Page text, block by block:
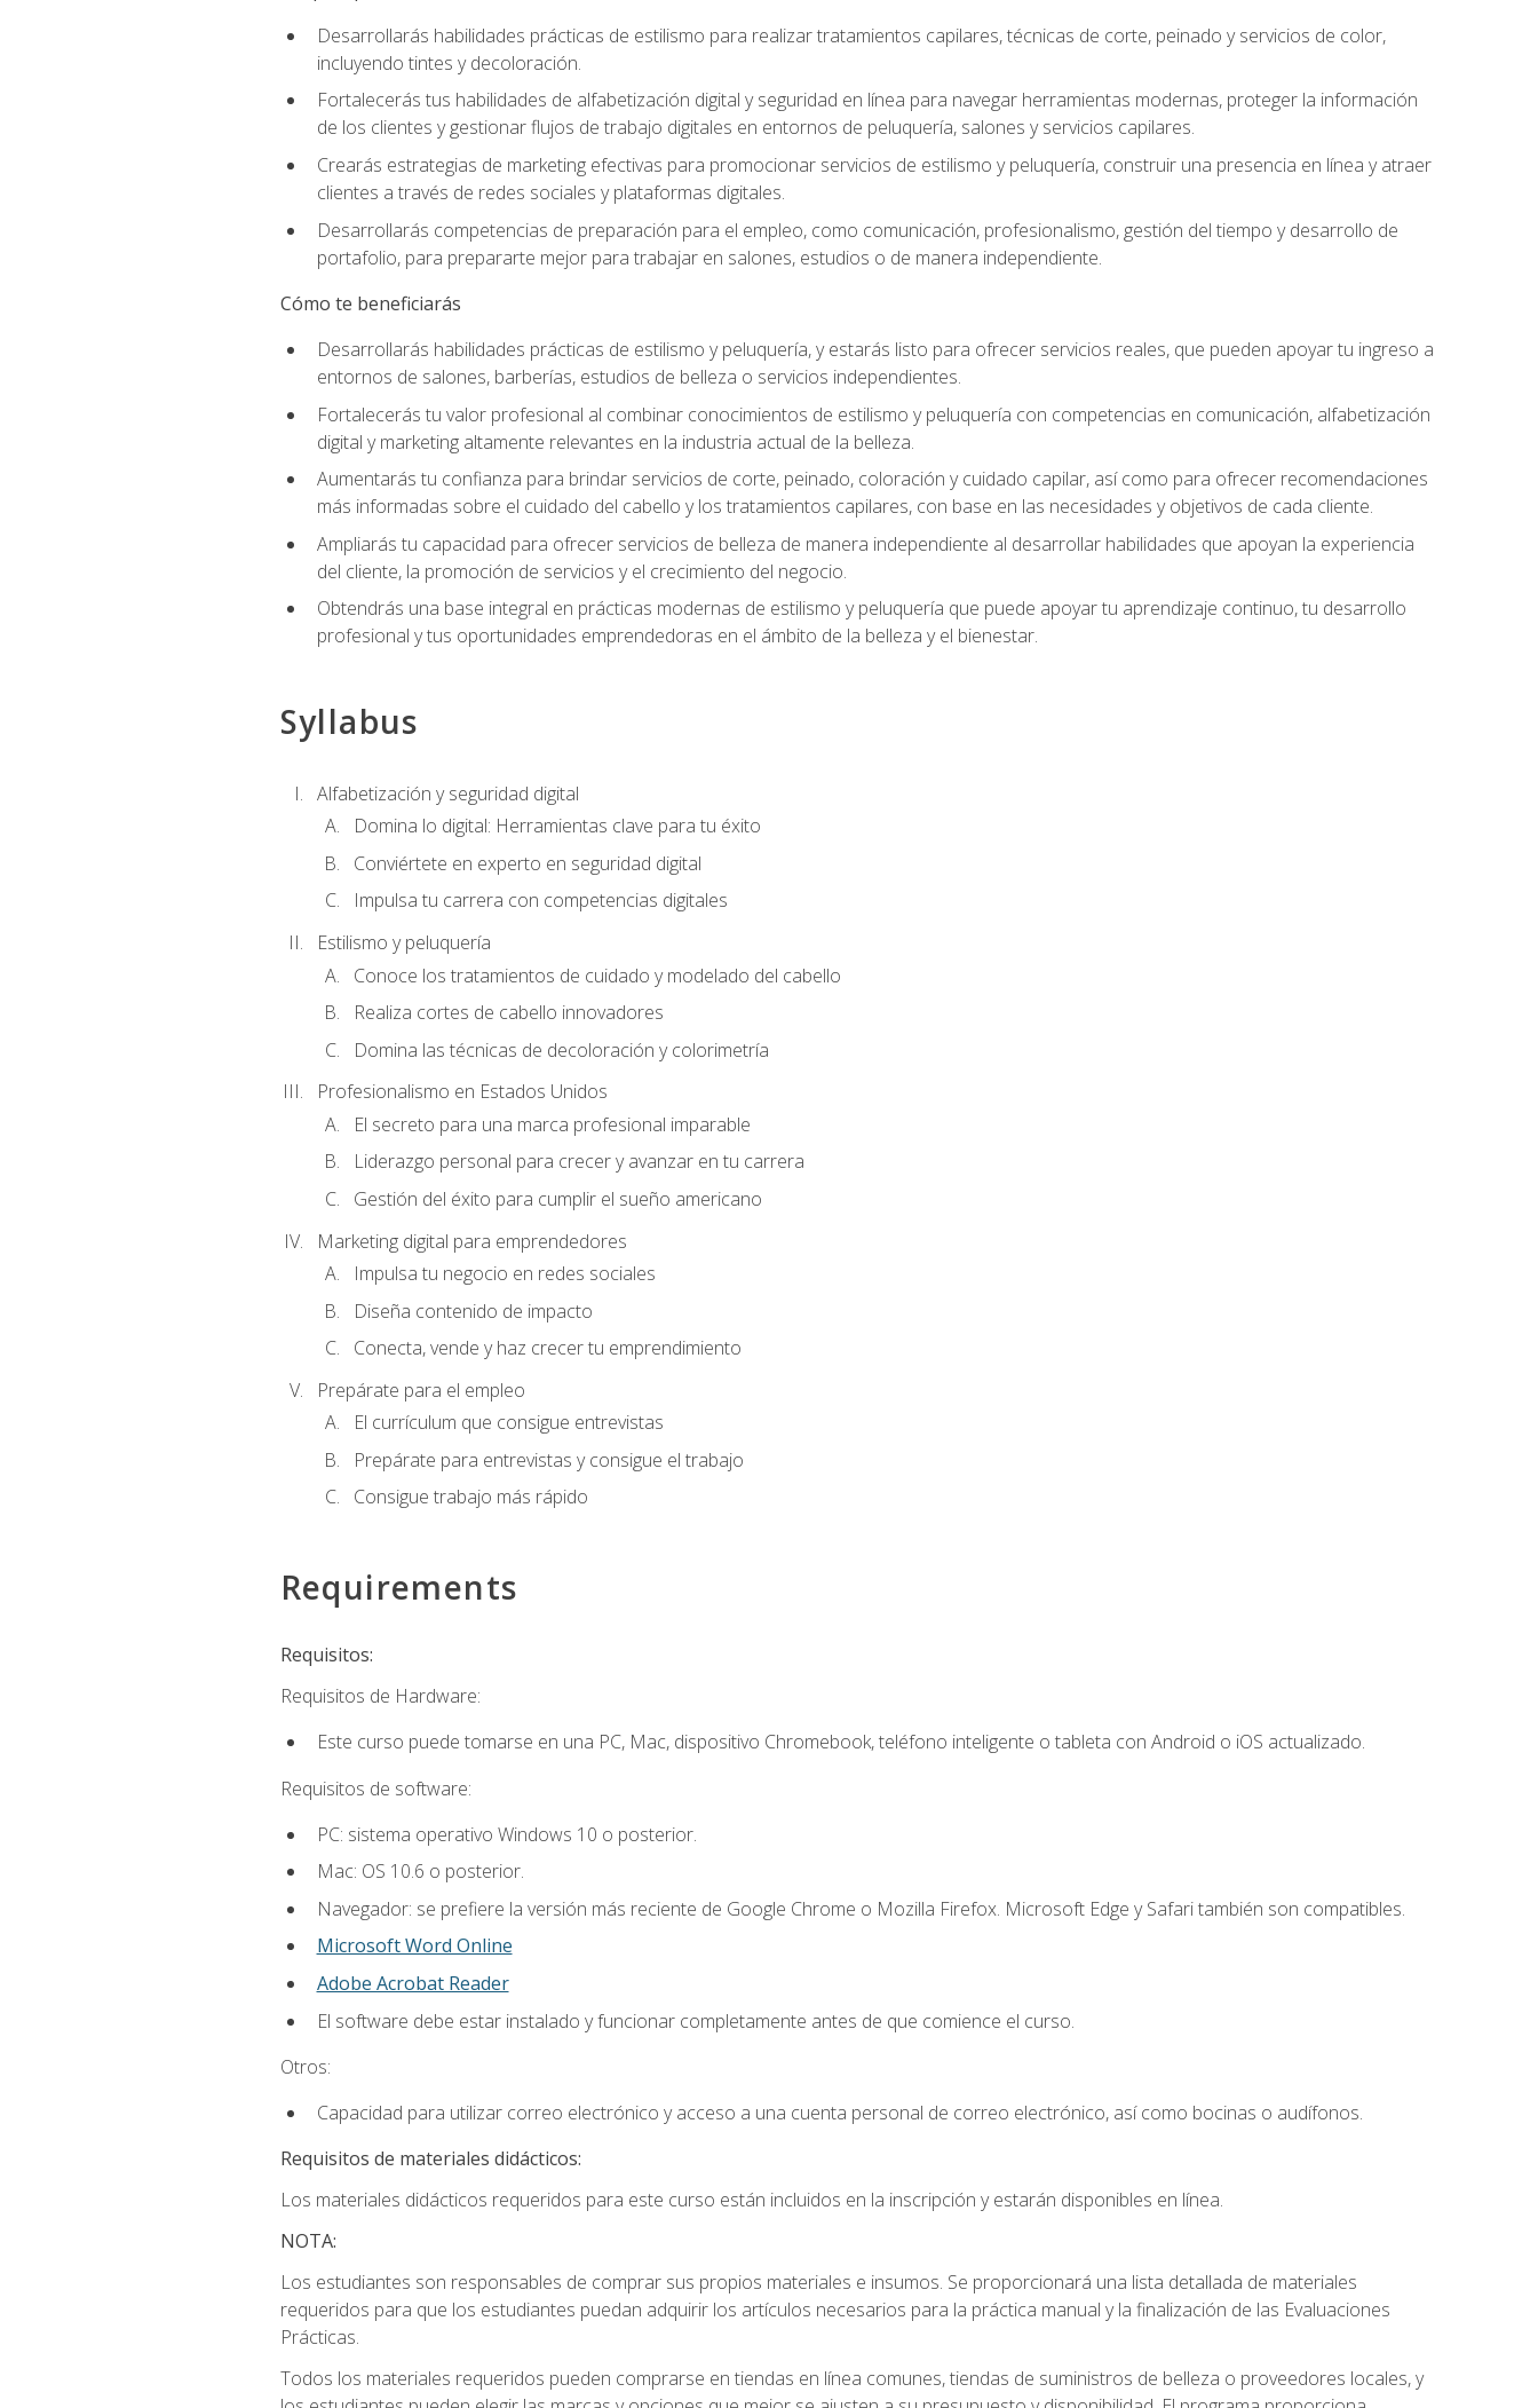
Desarrollarás habilidades prácticas de estilismo para realizar tratamientos capilares, técnicas de corte, peinado y servicios de color,
incluyendo tintes y decoloración.
Fortalecerás tus habilidades de alfabetización digital y seguridad en línea para navegar herramientas modernas, proteger la información
de los clientes y gestionar flujos de trabajo digitales en entornos de peluquería, salones y servicios capilares.
Crearás estrategias de marketing efectivas para promocionar servicios de estilismo y peluquería, construir una presencia en línea y atraer
clientes a través de redes sociales y plataformas digitales.
Desarrollarás competencias de preparación para el empleo, como comunicación, profesionalismo, gestión del tiempo y desarrollo de
portafolio, para prepararte mejor para trabajar en salones, estudios o de manera independiente.
Cómo te beneficiarás
Desarrollarás habilidades prácticas de estilismo y peluquería, y estarás listo para ofrecer servicios reales, que pueden apoyar tu ingreso a
entornos de salones, barberías, estudios de belleza o servicios independientes.
Fortalecerás tu valor profesional al combinar conocimientos de estilismo y peluquería con competencias en comunicación, alfabetización
digital y marketing altamente relevantes en la industria actual de la belleza.
Aumentarás tu confianza para brindar servicios de corte, peinado, coloración y cuidado capilar, así como para ofrecer recomendaciones
más informadas sobre el cuidado del cabello y los tratamientos capilares, con base en las necesidades y objetivos de cada cliente.
Ampliarás tu capacidad para ofrecer servicios de belleza de manera independiente al desarrollar habilidades que apoyan la experiencia
del cliente, la promoción de servicios y el crecimiento del negocio.
Obtendrás una base integral en prácticas modernas de estilismo y peluquería que puede apoyar tu aprendizaje continuo, tu desarrollo
profesional y tus oportunidades emprendedoras en el ámbito de la belleza y el bienestar.
Syllabus
Alfabetización y seguridad digital
Domina lo digital: Herramientas clave para tu éxito
Conviértete en experto en seguridad digital
Impulsa tu carrera con competencias digitales
Estilismo y peluquería
Conoce los tratamientos de cuidado y modelado del cabello
Realiza cortes de cabello innovadores
Domina las técnicas de decoloración y colorimetría
Profesionalismo en Estados Unidos
El secreto para una marca profesional imparable
Liderazgo personal para crecer y avanzar en tu carrera
Gestión del éxito para cumplir el sueño americano
Marketing digital para emprendedores
Impulsa tu negocio en redes sociales
Diseña contenido de impacto
Conecta, vende y haz crecer tu emprendimiento
Prepárate para el empleo
El currículum que consigue entrevistas
Prepárate para entrevistas y consigue el trabajo
Consigue trabajo más rápido
Requirements
Requisitos:
Requisitos de Hardware:
Este curso puede tomarse en una PC, Mac, dispositivo Chromebook, teléfono inteligente o tableta con Android o iOS actualizado.
Requisitos de software:
PC: sistema operativo Windows 10 o posterior.
Mac: OS 10.6 o posterior.
Navegador: se prefiere la versión más reciente de Google Chrome o Mozilla Firefox. Microsoft Edge y Safari también son compatibles.
Microsoft Word Online
Adobe Acrobat Reader
El software debe estar instalado y funcionar completamente antes de que comience el curso.
Otros:
Capacidad para utilizar correo electrónico y acceso a una cuenta personal de correo electrónico, así como bocinas o audífonos.
Requisitos de materiales didácticos:
Los materiales didácticos requeridos para este curso están incluidos en la inscripción y estarán disponibles en línea.
NOTA:
Los estudiantes son responsables de comprar sus propios materiales e insumos. Se proporcionará una lista detallada de materiales
requeridos para que los estudiantes puedan adquirir los artículos necesarios para la práctica manual y la finalización de las Evaluaciones
Prácticas.
Todos los materiales requeridos pueden comprarse en tiendas en línea comunes, tiendas de suministros de belleza o proveedores locales, y